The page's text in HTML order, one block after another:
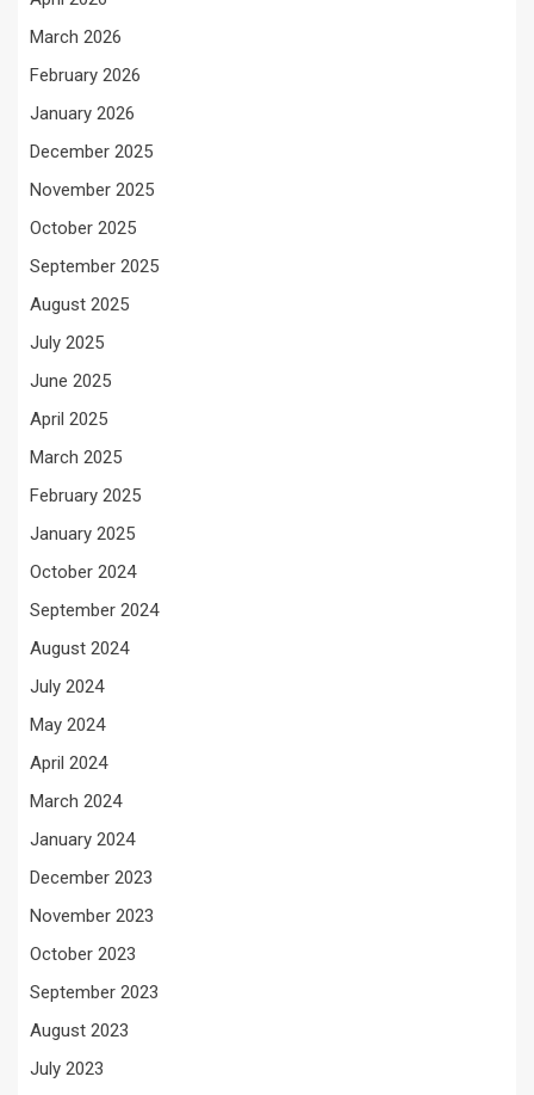
March 2026
February 2026
January 2026
December 2025
November 2025
October 2025
September 2025
August 2025
July 2025
June 2025
April 2025
March 2025
February 2025
January 2025
October 2024
September 2024
August 2024
July 2024
May 2024
April 2024
March 2024
January 2024
December 2023
November 2023
October 2023
September 2023
August 2023
July 2023